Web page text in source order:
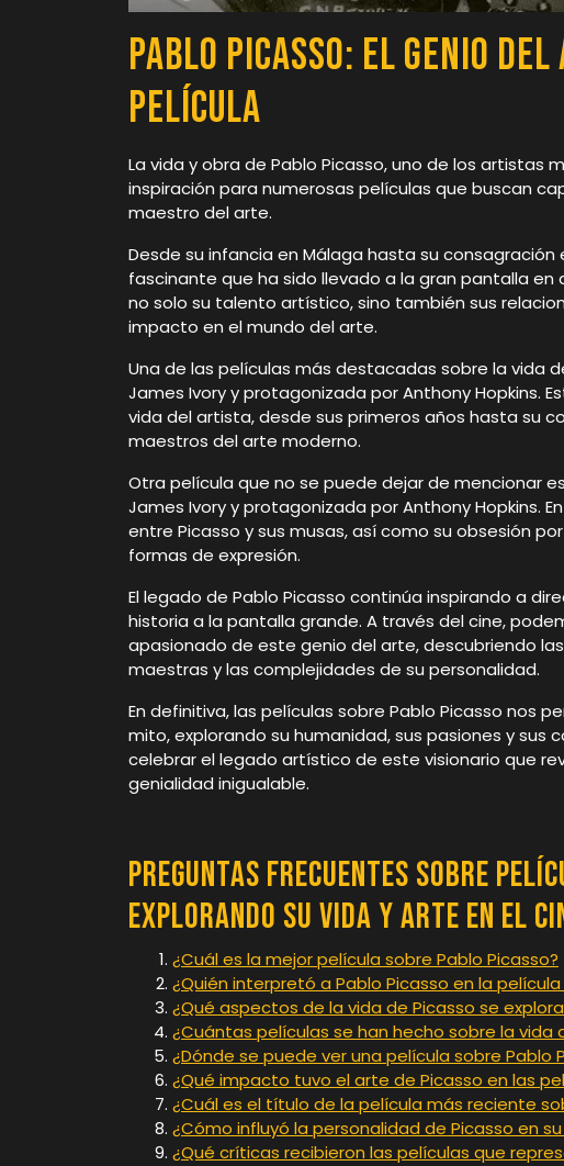
Pablo Picasso: El Genio
Película
La vida y obra de Pablo Picasso, uno de los artistas
inspiración para numerosas películas que buscan
maestro del arte.
Desde su infancia en Málaga hasta su
fascinante que ha sido llevado a la gran pantalla en
no solo su talento artístico, sino también sus
impacto en el mundo del arte.
Una de las películas más destacadas sobre la vida
James Ivory y protagonizada por Anthony Hopkins.
vida del artista, desde sus primeros años hasta su
maestros del arte moderno.
Otra película que no se puede dejar de mencionar
James Ivory y protagonizada por Anthony Hopkins.
entre Picasso y sus musas, así como su obsesión
formas de expresión.
El legado de Pablo Picasso continúa inspirando a
historia a la pantalla grande. A través del cine,
apasionado de este genio del arte, descubriendo
maestras y las complejidades de su personalidad.
En definitiva, las películas sobre Pablo Picasso nos
mito, explorando su humanidad, sus pasiones y sus
celebrar el legado artístico de este visionario que
genialidad inigualable.
Preguntas Frecuentes sobre
Explorando su Vida y Arte en el
¿Cuál es la mejor película sobre Pablo Picasso?
¿Quién interpretó a Pablo Picasso en la
¿Qué aspectos de la vida de Picasso se
¿Cuántas películas se han hecho sobre la vida
¿Dónde se puede ver una película sobre Pablo
¿Qué impacto tuvo el arte de Picasso en las
¿Cuál es el título de la película más reciente
¿Cómo influyó la personalidad de Picasso en
¿Qué críticas recibieron las películas que